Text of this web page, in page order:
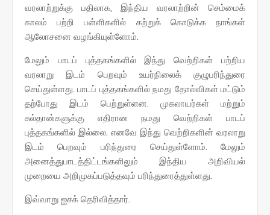
வரலாற்றுக்கு பதிலாக, இந்திய வரலாற்றின் செம்மைக்
காலம் பற்றி பள்ளிகளில் கற்றுக் கொடுக்க நாங்கள்
ஆலோசனை வழங்கியுள்ளோம்.
மேலும் பாடப் புத்தகங்களில் இந்து வெற்றிகள் பற்றிய
வரலாறு இடம் பெறவும் உயர்நிலைக் குழுபரிந்துரை
செய்துள்ளது. பாடப் புத்தகங்களில் நமது தோல்விகள் மட்டும்
தற்போது இடம் பெற்றுள்ளன. முகலாயர்கள் மற்றும்
சுல்தான்களுக்கு எதிரான நமது வெற்றிகள் பாடப்
புத்தகங்களில் இல்லை. எனவே இந்து வெற்றிகளின் வரலாறு
இடம் பெறவும் பரிந்துரை செய்துள்ளோம். மேலும்
அனைத்துபாடத்திட்டங்களிலும் இந்திய அறிவியல்
முறையை அறிமுகப்படுத்தவும் பரிந்துரைத்துள்ளது.
இவ்வாறு ஐசக் தெரிவித்தார்.